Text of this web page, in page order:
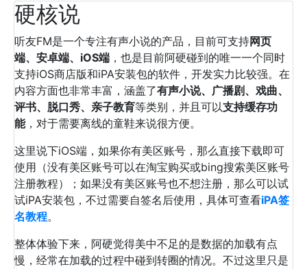
硬核说
听友FM是一个专注有声小说的产品，目前可支持网页
端、安卓端、iOS端 ，也是目前阿硬碰到的唯一一个同时
支持iOS商店版和iPA安装包的软件，开发实力比较强。在
内容方面也非常丰富，涵盖了有声小说、广播剧、戏曲、
评书、脱口秀、亲子教育等类别，并且可以支持缓存功
能，对于需要离线的童鞋来说很方便。
这里说下iOS端，如果你有美区账号，那么直接下载即可
使用（没有美区账号可以在淘宝购买或bing搜索美区账号
注册教程）；如果没有美区账号也不想注册，那么可以试
试iPA安装包，不过需要自签名后使用，具体可查看iPA签
名教程。
整体体验下来，阿硬觉得美中不足的是数据的加载有点
慢，经常在加载的过程中碰到转圈的情况。不过这里只是